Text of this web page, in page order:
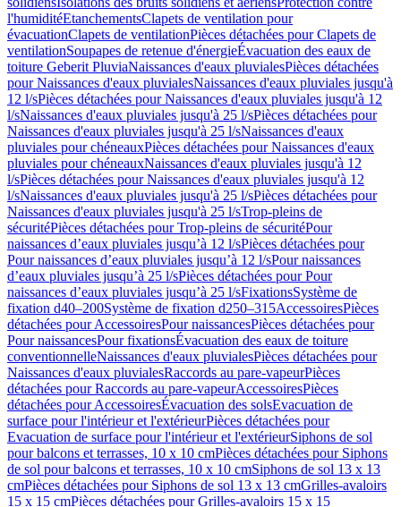
l'humiditéEtanchementsClapets de ventilation pour
évacuationClapets de ventilationPièces détachées pour Clapets de
ventilationSoupapes de retenue d'énergieÉvacuation des eaux de
toiture Geberit PluviaNaissances d'eaux pluvialesPièces détachées
pour Naissances d'eaux pluvialesNaissances d'eaux pluviales jusqu'à
12 l/sPièces détachées pour Naissances d'eaux pluviales jusqu'à 12
l/sNaissances d'eaux pluviales jusqu'à 25 l/sPièces détachées pour
Naissances d'eaux pluviales jusqu'à 25 l/sNaissances d'eaux
pluviales pour chéneauxPièces détachées pour Naissances d'eaux
pluviales pour chéneauxNaissances d'eaux pluviales jusqu'à 12
l/sPièces détachées pour Naissances d'eaux pluviales jusqu'à 12
l/sNaissances d'eaux pluviales jusqu'à 25 l/sPièces détachées pour
Naissances d'eaux pluviales jusqu'à 25 l/sTrop-pleins de
sécuritéPièces détachées pour Trop-pleins de sécuritéPour
naissances d’eaux pluviales jusqu’à 12 l/sPièces détachées pour
Pour naissances d’eaux pluviales jusqu’à 12 l/sPour naissances
d’eaux pluviales jusqu’à 25 l/sPièces détachées pour Pour
naissances d’eaux pluviales jusqu’à 25 l/sFixationsSystème de
fixation d40–200Système de fixation d250–315AccessoiresPièces
détachées pour AccessoiresPour naissancesPièces détachées pour
Pour naissancesPour fixationsÉvacuation des eaux de toiture
conventionnelleNaissances d'eaux pluvialesPièces détachées pour
Naissances d'eaux pluvialesRaccords au pare-vapeurPièces
détachées pour Raccords au pare-vapeurAccessoiresPièces
détachées pour AccessoiresÉvacuation des solsEvacuation de
surface pour l'intérieur et l'extérieurPièces détachées pour
Evacuation de surface pour l'intérieur et l'extérieurSiphons de sol
pour balcons et terrasses, 10 x 10 cmPièces détachées pour Siphons
de sol pour balcons et terrasses, 10 x 10 cmSiphons de sol 13 x 13
cmPièces détachées pour Siphons de sol 13 x 13 cmGrilles-avaloirs
15 x 15 cmPièces détachées pour Grilles-avaloirs 15 x 15